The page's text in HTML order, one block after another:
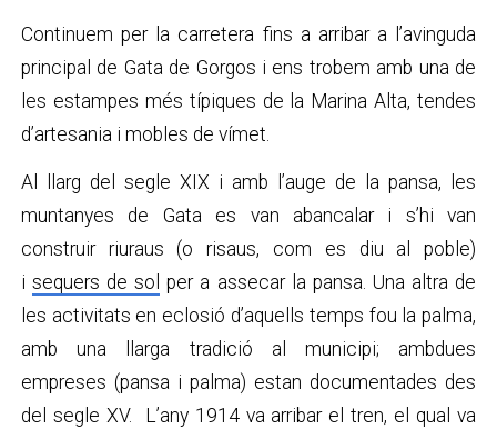
Continuem per la carretera fins a arribar a l’avinguda
principal de Gata de Gorgos i ens trobem amb una de
les estampes més típiques de la Marina Alta, tendes
d’artesania i mobles de vímet.
Al llarg del segle XIX i amb l’auge de la pansa, les
muntanyes de Gata es van abancalar i s’hi van
construir riuraus (o risaus, com es diu al poble)
i sequers de sol per a assecar la pansa. Una altra de
les activitats en eclosió d’aquells temps fou la palma,
amb una llarga tradició al municipi; ambdues
empreses (pansa i palma) estan documentades des
del segle XV. L’any 1914 va arribar el tren, el qual va